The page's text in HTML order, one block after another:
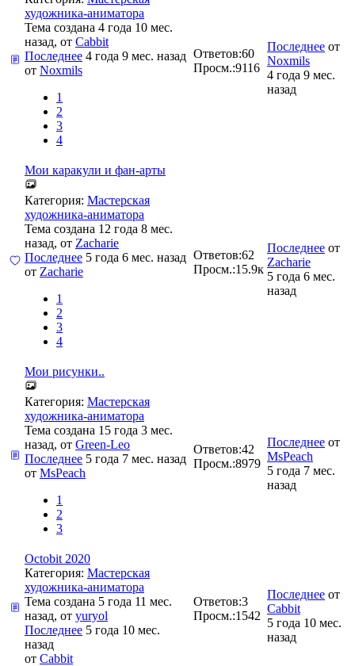
художника-аниматора
Тема создана 4 года 10 мес.
назад, от Cabbit
Последнее 4 года 9 мес. назад
от Noxmils
1
2
3
4
Ответов:60
Просм.:9116
Последнее от
Noxmils
4 года 9 мес.
назад
Мои каракули и фан-арты
Категория: Мастерская
художника-аниматора
Тема создана 12 года 8 мес.
назад, от Zacharie
Последнее 5 года 6 мес. назад
от Zacharie
1
2
3
4
Ответов:62
Просм.:15.9к
Последнее от
Zacharie
5 года 6 мес.
назад
Мои рисунки..
Категория: Мастерская
художника-аниматора
Тема создана 15 года 3 мес.
назад, от Green-Leo
Последнее 5 года 7 мес. назад
от MsPeach
1
2
3
Ответов:42
Просм.:8979
Последнее от
MsPeach
5 года 7 мес.
назад
Octobit 2020
Категория: Мастерская
художника-аниматора
Тема создана 5 года 11 мес.
назад, от yuryol
Последнее 5 года 10 мес.
назад
от Cabbit
Ответов:3
Просм.:1542
Последнее от
Cabbit
5 года 10 мес.
назад